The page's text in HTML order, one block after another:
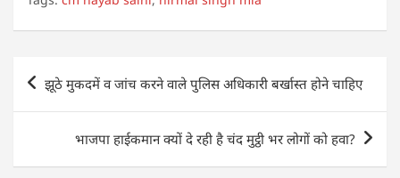
at
s
A
p
p
c
e
b
o
o
k
itt
er
k
e
dI
n
ss
e
n
g
er
ar
e
Post
navigation
झूठे मुकदमें व जांच करने वाले पुलिस अधिकारी बर्खास्त होने चाहिए
भाजपा हाईकमान क्यों दे रही है चंद मुट्ठी भर लोगों को हवा?